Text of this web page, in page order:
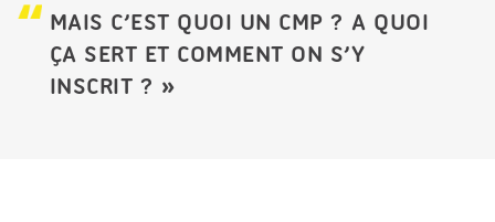
MAIS C’EST QUOI UN CMP ? A QUOI
ÇA SERT ET COMMENT ON S’Y
INSCRIT ? »